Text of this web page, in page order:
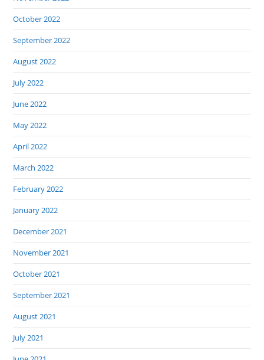
October 2022
September 2022
August 2022
July 2022
June 2022
May 2022
April 2022
March 2022
February 2022
January 2022
December 2021
November 2021
October 2021
September 2021
August 2021
July 2021